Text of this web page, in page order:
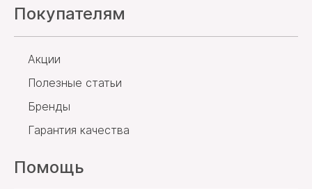
Покупателям
Акции
Полезные статьи
Бренды
Гарантия качества
Помощь